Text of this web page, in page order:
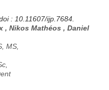
: 10.11607/ijp.7684.
, Nikos Mathéos , Daniel
MS,